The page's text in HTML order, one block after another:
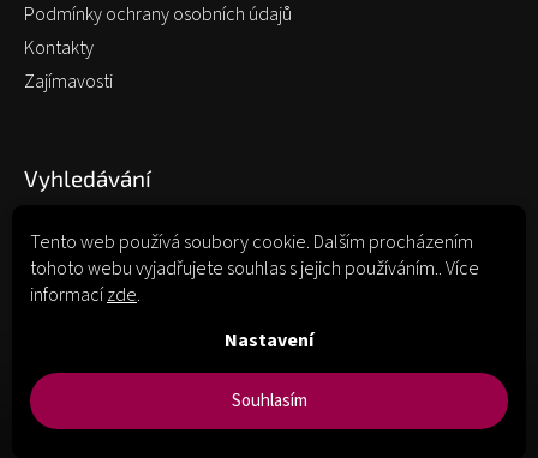
Tento web používá soubory cookie. Dalším procházením
tohoto webu vyjadřujete souhlas s jejich používáním.. Více
informacízde.
Nastavení
Souhlasím
Podmínky ochrany osobních údajů
Kontakty
Zajímavosti
Vyhledávání
Hledat
Copyright 2026portvino.cz. Všechna práva vyhrazena.Upravit